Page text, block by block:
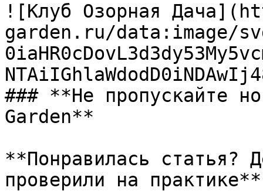
![Клуб Озорная
garden.ru/data:image/
### **Не пропускайте
Garden**
**Понравилась статья?
проверили на практике**